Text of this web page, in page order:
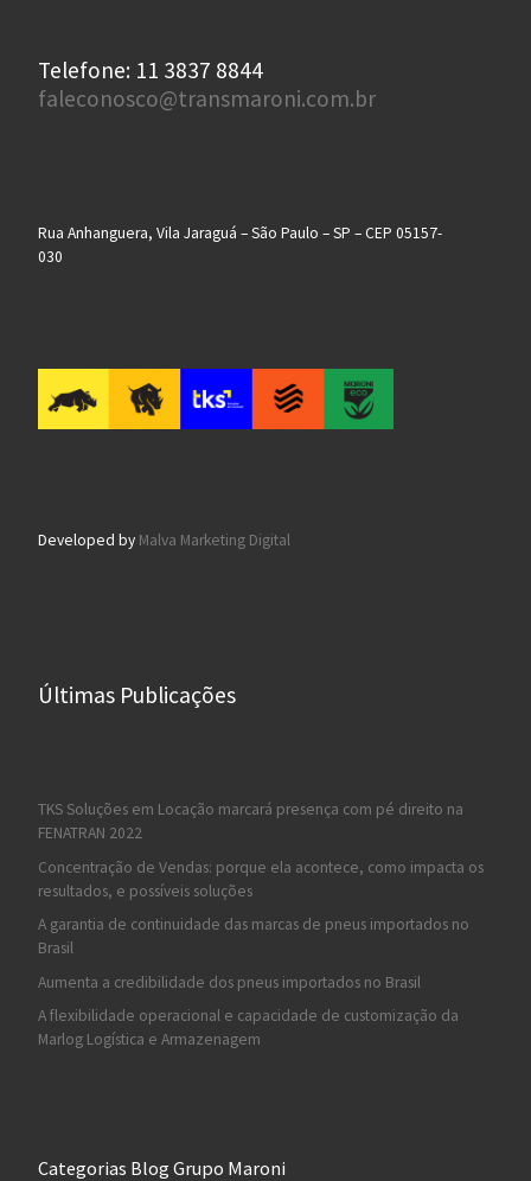
Telefone: 11 3837 8844
faleconosco@transmaroni.com.br
Rua Anhanguera, Vila Jaraguá – São Paulo – SP – CEP 05157-
030
Developed by Malva Marketing Digital
Últimas Publicações
TKS Soluções em Locação marcará presença com pé direito na
FENATRAN 2022
Concentração de Vendas: porque ela acontece, como impacta os
resultados, e possíveis soluções
A garantia de continuidade das marcas de pneus importados no
Brasil
Aumenta a credibilidade dos pneus importados no Brasil
A flexibilidade operacional e capacidade de customização da
Marlog Logística e Armazenagem
Categorias Blog Grupo Maroni